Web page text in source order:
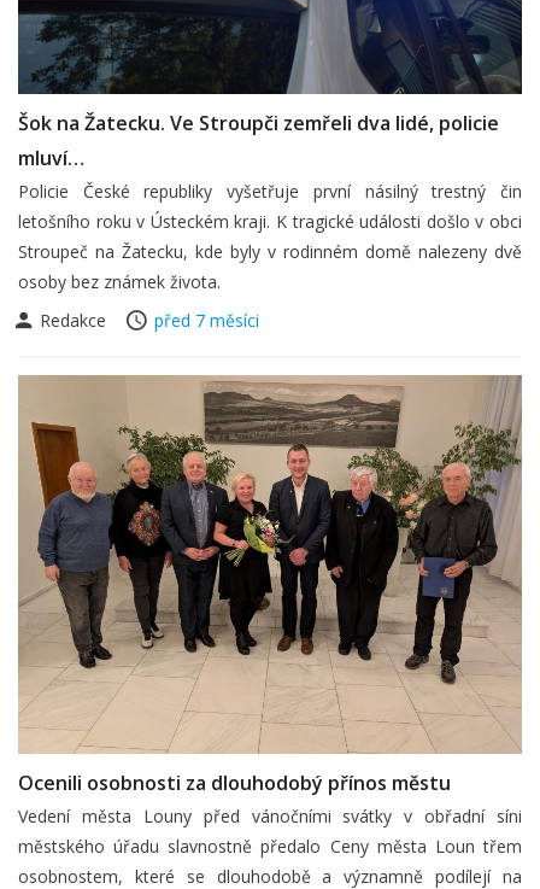
Šok na Žatecku. Ve Stroupči zemřeli dva lidé, policie
mluví…
Policie České republiky vyšetřuje první násilný trestný čin
letošního roku v Ústeckém kraji. K tragické události došlo v obci
Stroupeč na Žatecku, kde byly v rodinném domě nalezeny dvě
osoby bez známek života.
Redakce
před 7 měsíci
Ocenili osobnosti za dlouhodobý přínos městu
Vedení města Louny před vánočními svátky v obřadní síni
městského úřadu slavnostně předalo Ceny města Loun třem
osobnostem, které se dlouhodobě a významně podílejí na